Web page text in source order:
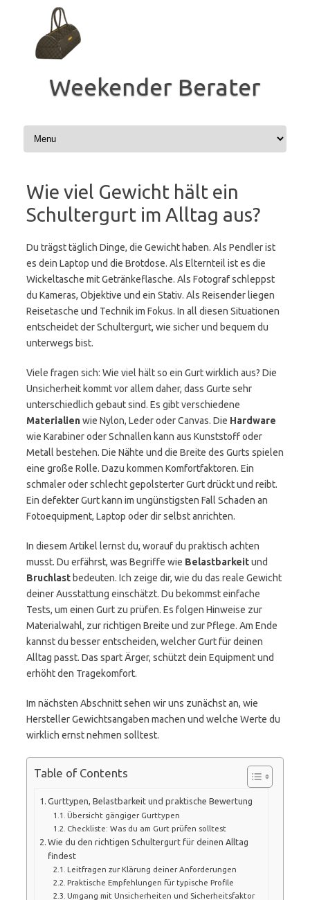
springen
Weekender Berater
Wie viel Gewicht hält ein
Schultergurt im Alltag aus?
Du trägst täglich Dinge, die Gewicht haben. Als Pendler ist
es dein Laptop und die Brotdose. Als Elternteil ist es die
Wickeltasche mit Getränkeflasche. Als Fotograf schleppst
du Kameras, Objektive und ein Stativ. Als Reisender liegen
Reisetasche und Technik im Fokus. In all diesen Situationen
entscheidet der Schultergurt, wie sicher und bequem du
unterwegs bist.
Viele fragen sich: Wie viel hält so ein Gurt wirklich aus? Die
Unsicherheit kommt vor allem daher, dass Gurte sehr
unterschiedlich gebaut sind. Es gibt verschiedene
Materialienwie Nylon, Leder oder Canvas. Die Hardware
wie Karabiner oder Schnallen kann aus Kunststoff oder
Metall bestehen. Die Nähte und die Breite des Gurts spielen
eine große Rolle. Dazu kommen Komfortfaktoren. Ein
schmaler oder schlecht gepolsterter Gurt drückt und reibt.
Ein defekter Gurt kann im ungünstigsten Fall Schaden an
Fotoequipment, Laptop oder dir selbst anrichten.
In diesem Artikel lernst du, worauf du praktisch achten
musst. Du erfährst, was Begriffe wie Belastbarkeitund
Bruchlast bedeuten. Ich zeige dir, wie du das reale Gewicht
deiner Ausstattung einschätzt. Du bekommst einfache
Tests, um einen Gurt zu prüfen. Es folgen Hinweise zur
Materialwahl, zur richtigen Breite und zur Pflege. Am Ende
kannst du besser entscheiden, welcher Gurt für deinen
Alltag passt. Das spart Ärger, schützt dein Equipment und
erhöht den Tragekomfort.
Im nächsten Abschnitt sehen wir uns zunächst an, wie
Hersteller Gewichtsangaben machen und welche Werte du
wirklich ernst nehmen solltest.
Table of Contents
Gurttypen, Belastbarkeit und praktische Bewertung
Übersicht gängiger Gurttypen
Checkliste: Was du am Gurt prüfen solltest
Wie du den richtigen Schultergurt für deinen Alltag
findest
Leitfragen zur Klärung deiner Anforderungen
Praktische Empfehlungen für typische Profile
Umgang mit Unsicherheiten und Sicherheitsfaktor